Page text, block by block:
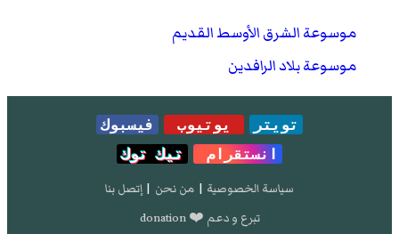
موسوعة الشرق الأوسط القديم
موسوعة بلاد الرافدين
تويتر يوتيوب
فيسبوك
انستقرام
تيك توك
سياسة الخصوصية | من نحن | إتصل بنا
تبرع و دعم ❤️ donation